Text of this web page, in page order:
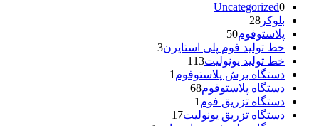
Uncategorized0
بلوکر 28
پلاستوفوم50
خط تولید فوم پلی استایرن3
خط تولید یونولیت113
دستگاه برش پلاستوفوم 1
دستگاه پلاستوفوم68
دستگاه تزریق فوم 1
دستگاه تزریق یونولیت17